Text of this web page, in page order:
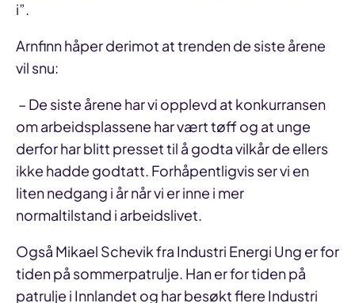
i”.
Arnfinn håper derimot at trenden de siste årene
vil snu:
– De siste årene har vi opplevd at konkurransen
om arbeidsplassene har vært tøff og at unge
derfor har blitt presset til å godta vilkår de ellers
ikke hadde godtatt. Forhåpentligvis ser vi en
liten nedgang i år når vi er inne i mer
normaltilstand i arbeidslivet.
Også Mikael Schevik fra Industri Energi Ung er for
tiden på sommerpatrulje. Han er for tiden på
patrulje i Innlandet og har besøkt flere Industri